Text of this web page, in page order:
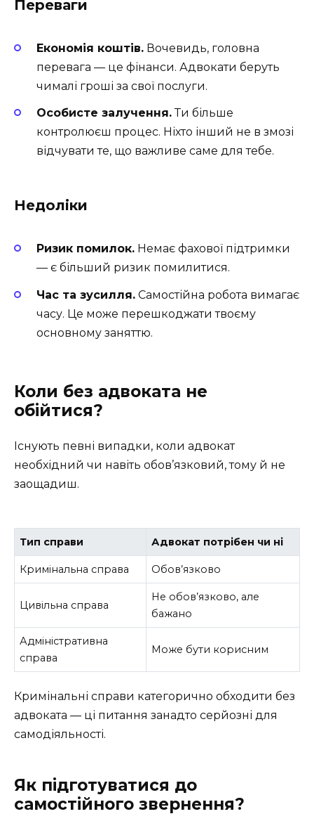
Переваги
Економія коштів. Вочевидь, головна
перевага — це фінанси. Адвокати беруть
чималі гроші за свої послуги.
Особисте залучення.Ти більше
контролюєш процес. Ніхто інший не в змозі
відчувати те, що важливе саме для тебе.
Недоліки
Ризик помилок. Немає фахової підтримки
— є більший ризик помилитися.
Час та зусилля. Самостійна робота вимагає
часу. Це може перешкоджати твоєму
основному заняттю.
Коли без адвоката не
обійтися?
Існують певні випадки, коли адвокат
необхідний чи навіть обов’язковий, тому й не
заощадиш.
Тип справи Адвокат потрібен чи ні
Кримінальна справа Обов’язково
Цивільна справа
Не обов’язково, але
бажано
Адміністративна
справа
Може бути корисним
Кримінальні справи категорично обходити без
адвоката — ці питання занадто серйозні для
самодіяльності.
Як підготуватися до
самостійного звернення?